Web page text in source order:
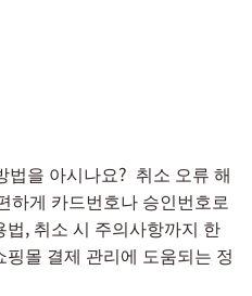
법을 아시나요? 취소 오류 해
하게 카드번호나 승인번호로
, 취소 시 주의사항까지 한
몰 결제 관리에 도움되는 정